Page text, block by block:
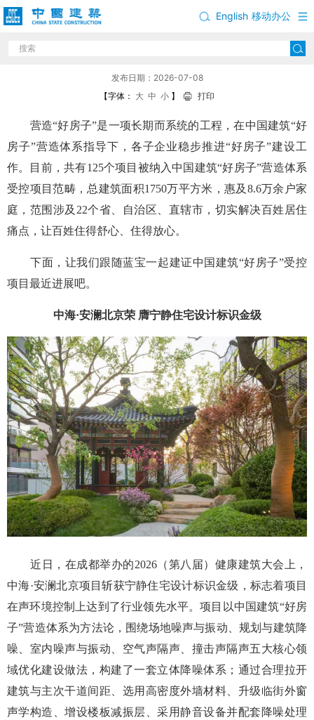
移动办公
English
好房心声 建证美好，“好房子”建设持续推进①
发布日期：2026-07-08
【字体： 大 中 小 】 打印
营造“好房子”是一项长期而系统的工程，在中国建筑“好
房子”营造体系指导下，各子企业稳步推进“好房子”建设工
作。目前，共有125个项目被纳入中国建筑“好房子”营造体系
受控项目范畴，总建筑面积1750万平方米，惠及8.6万余户家
庭，范围涉及22个省、自治区、直辖市，切实解决百姓居住
痛点，让百姓住得舒心、住得放心。
下面，让我们跟随蓝宝一起建证中国建筑“好房子”受控
项目最近进展吧。
中海·安澜北京荣 膺宁静住宅设计标识金级
近日，在成都举办的2026（第八届）健康建筑大会上，
中海·安澜北京项目斩获宁静住宅设计标识金级，标志着项目
在声环境控制上达到了行业领先水平。项目以中国建筑“好房
子”营造体系为方法论，围绕场地噪声与振动、规划与建筑降
噪、室内噪声与振动、空气声隔声、撞击声隔声五大核心领
域优化建设做法，构建了一套立体降噪体系；通过合理拉开
建筑与主次干道间距、选用高密度外墙材料、升级临街外窗
声学构造、增设楼板减振层、采用静音设备并配套降噪处理